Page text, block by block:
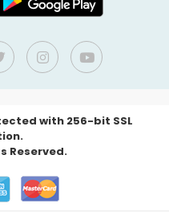
with 256-bit SSL
Reserved.